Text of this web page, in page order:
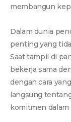
membangun
Dalam dunia
penting yang
Saat tampil di
bekerja sama
dengan cara
langsung
komitmen dalam